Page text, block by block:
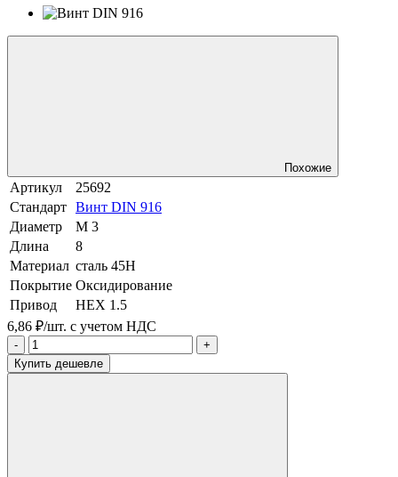
Похожие
Артикул
25692
Стандарт Винт DIN 916
Диаметр
М 3
Длина
8
Материал сталь 45Н
Покрытие Оксидирование
Привод
HEX 1.5
6,86 ₽/шт. с учетом НДС
-
+
Купить дешевле